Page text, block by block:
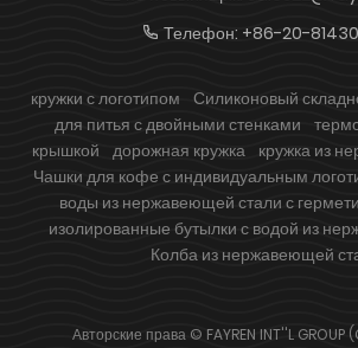
Телефон: +86-20-
кружки с логотипом Силиконовый
для питья с двойными стенками
крышкой дорожная кружка кружка из
Чашки для кофе с индивидуальным
воды из нержавеющей стали с
изолированные бутылки с водой из
Колба из нержавеющей
Авторские права © FAYREN INT''L GROUP